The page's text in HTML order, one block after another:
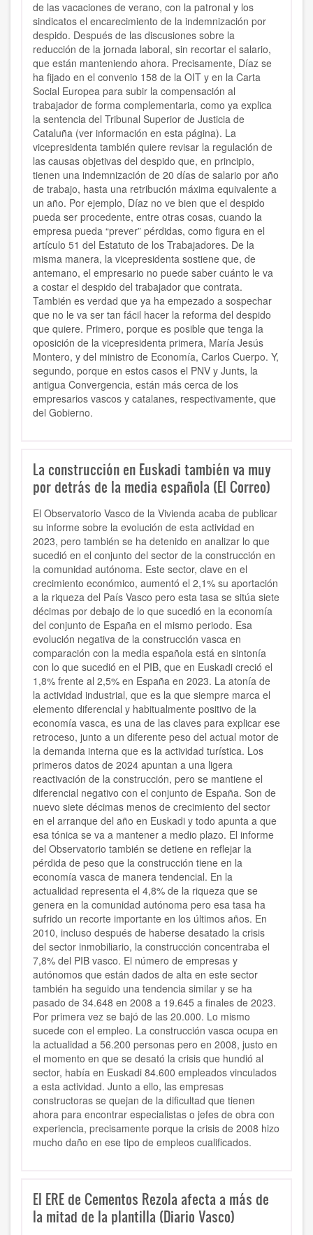
de las vacaciones de verano, con la patronal y los
sindicatos el encarecimiento de la indemnización por
despido. Después de las discusiones sobre la
reducción de la jornada laboral, sin recortar el salario,
que están manteniendo ahora. Precisamente, Díaz se
ha fijado en el convenio 158 de la OIT y en la Carta
Social Europea para subir la compensación al
trabajador de forma complementaria, como ya explica
la sentencia del Tribunal Superior de Justicia de
Cataluña (ver información en esta página). La
vicepresidenta también quiere revisar la regulación de
las causas objetivas del despido que, en principio,
tienen una indemnización de 20 días de salario por año
de trabajo, hasta una retribución máxima equivalente a
un año. Por ejemplo, Díaz no ve bien que el despido
pueda ser procedente, entre otras cosas, cuando la
empresa pueda “prever” pérdidas, como figura en el
artículo 51 del Estatuto de los Trabajadores. De la
misma manera, la vicepresidenta sostiene que, de
antemano, el empresario no puede saber cuánto le va
a costar el despido del trabajador que contrata.
También es verdad que ya ha empezado a sospechar
que no le va ser tan fácil hacer la reforma del despido
que quiere. Primero, porque es posible que tenga la
oposición de la vicepresidenta primera, María Jesús
Montero, y del ministro de Economía, Carlos Cuerpo. Y,
segundo, porque en estos casos el PNV y Junts, la
antigua Convergencia, están más cerca de los
empresarios vascos y catalanes, respectivamente, que
del Gobierno.
La construcción en Euskadi también va muy
por detrás de la media española (El Correo)
El Observatorio Vasco de la Vivienda acaba de publicar
su informe sobre la evolución de esta actividad en
2023, pero también se ha detenido en analizar lo que
sucedió en el conjunto del sector de la construcción en
la comunidad autónoma. Este sector, clave en el
crecimiento económico, aumentó el 2,1% su aportación
a la riqueza del País Vasco pero esta tasa se sitúa siete
décimas por debajo de lo que sucedió en la economía
del conjunto de España en el mismo periodo. Esa
evolución negativa de la construcción vasca en
comparación con la media española está en sintonía
con lo que sucedió en el PIB, que en Euskadi creció el
1,8% frente al 2,5% en España en 2023. La atonía de
la actividad industrial, que es la que siempre marca el
elemento diferencial y habitualmente positivo de la
economía vasca, es una de las claves para explicar ese
retroceso, junto a un diferente peso del actual motor de
la demanda interna que es la actividad turística. Los
primeros datos de 2024 apuntan a una ligera
reactivación de la construcción, pero se mantiene el
diferencial negativo con el conjunto de España. Son de
nuevo siete décimas menos de crecimiento del sector
en el arranque del año en Euskadi y todo apunta a que
esa tónica se va a mantener a medio plazo. El informe
del Observatorio también se detiene en reflejar la
pérdida de peso que la construcción tiene en la
economía vasca de manera tendencial. En la
actualidad representa el 4,8% de la riqueza que se
genera en la comunidad autónoma pero esa tasa ha
sufrido un recorte importante en los últimos años. En
2010, incluso después de haberse desatado la crisis
del sector inmobiliario, la construcción concentraba el
7,8% del PIB vasco. El número de empresas y
autónomos que están dados de alta en este sector
también ha seguido una tendencia similar y se ha
pasado de 34.648 en 2008 a 19.645 a finales de 2023.
Por primera vez se bajó de las 20.000. Lo mismo
sucede con el empleo. La construcción vasca ocupa en
la actualidad a 56.200 personas pero en 2008, justo en
el momento en que se desató la crisis que hundió al
sector, había en Euskadi 84.600 empleados vinculados
a esta actividad. Junto a ello, las empresas
constructoras se quejan de la dificultad que tienen
ahora para encontrar especialistas o jefes de obra con
experiencia, precisamente porque la crisis de 2008 hizo
mucho daño en ese tipo de empleos cualificados.
El ERE de Cementos Rezola afecta a más de
la mitad de la plantilla (Diario Vasco)